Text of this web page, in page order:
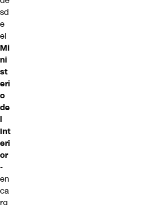
sd
e
el
Mi
ni
st
eri
o
de
l
Int
eri
or
-
en
ca